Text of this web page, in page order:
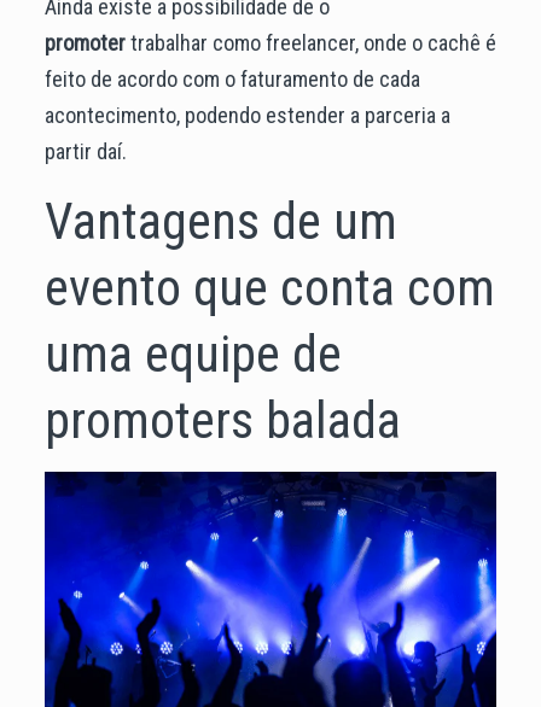
Ainda existe a possibilidade de o
promotertrabalhar como freelancer, onde o cachê é
feito de acordo com o faturamento de cada
acontecimento, podendo estender a parceria a
partir daí.
Vantagens de um
evento que conta com
uma equipe de
promoters balada